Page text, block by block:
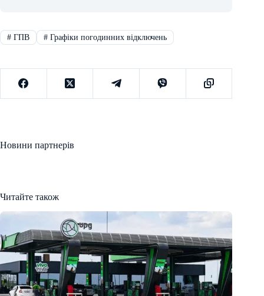
#ГПВ #Графіки погодинних відключень
Новини партнерів
Читайте також